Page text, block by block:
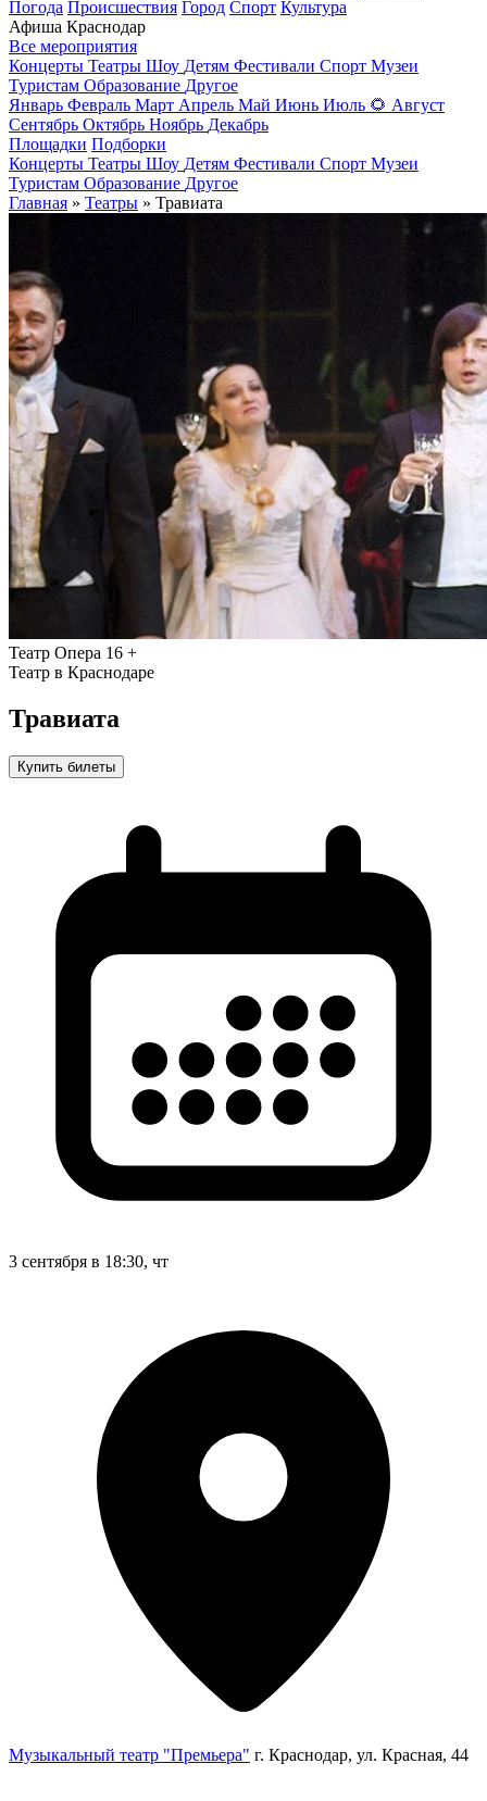
Погода Происшествия Город Спорт Культура
Афиша Краснодар
Все мероприятия
Концерты Театры Шоу Детям Фестивали Спорт Музеи
Туристам Образование Другое
Январь Февраль Март Апрель Май Июнь Июль 🌻 Август
Сентябрь Октябрь Ноябрь Декабрь
Площадки Подборки
Концерты Театры Шоу Детям Фестивали Спорт Музеи
Туристам Образование Другое
Главная » Театры » Травиата
Театр Опера 16 +
Театр в Краснодаре
Травиата
Купить билеты
3 сентября в 18:30, чт
Музыкальный театр "Премьера" г. Краснодар, ул. Красная, 44